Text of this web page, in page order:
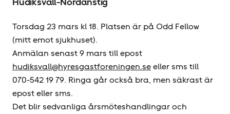
Torsdag 23 mars kl 18. Platsen är på Odd Fellow
(mitt emot sjukhuset).
Anmälan senast 9 mars till epost
hudiksvall@hyresgastforeningen.seeller sms till
070-542 19 79. Ringa går också bra, men säkrast är
epost eller sms.
Det blir sedvanliga årsmöteshandlingar och